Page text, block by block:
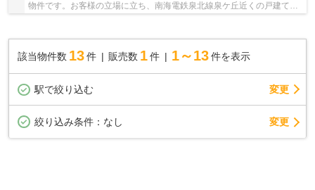
物件です。お客様の立場に立ち、南海電鉄泉北線泉ケ丘近くの戸建てを
該当物件数 13件 販売数 1 件 1～13 件を表示
駅で絞り込む 変更
絞り込み条件： なし 変更